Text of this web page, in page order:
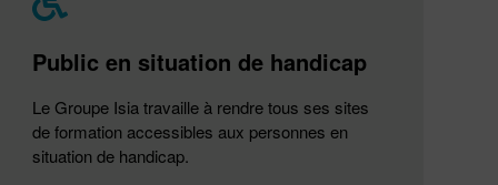
Public en situation de handicap
Le Groupe Isia travaille à rendre tous ses sites
de formation accessibles aux personnes en
situation de handicap.